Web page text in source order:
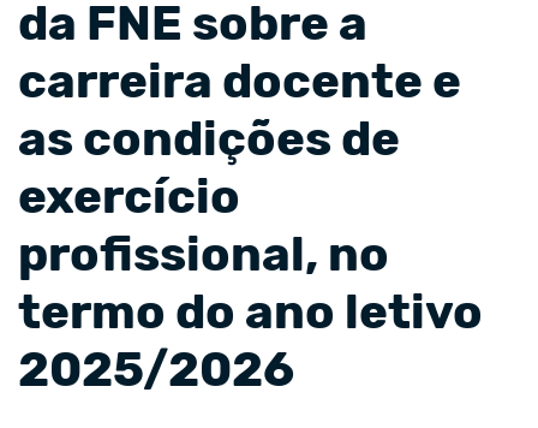
da FNE sobre a
carreira docente e
as condições de
exercício
profissional, no
termo do ano letivo
2025/2026